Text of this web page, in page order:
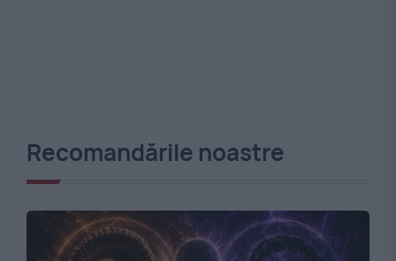
Recomandările noastre